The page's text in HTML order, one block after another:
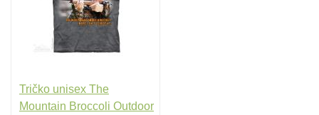
Tričko unisex The
Mountain Broccoli Outdoor